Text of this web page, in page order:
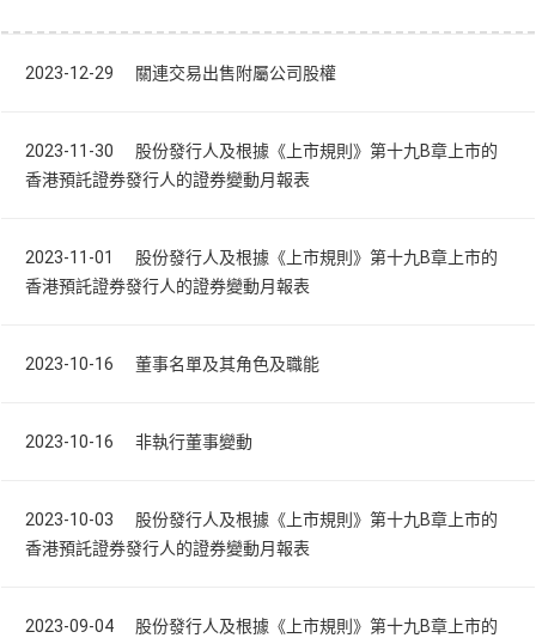
2023-12-29 關連交易出售附屬公司股權
2023-11-30 股份發行人及根據《上市規則》第十九B章上市的
香港預託證券發行人的證券變動月報表
2023-11-01 股份發行人及根據《上市規則》第十九B章上市的
香港預託證券發行人的證券變動月報表
2023-10-16 董事名單及其角色及職能
2023-10-16 非執行董事變動
2023-10-03 股份發行人及根據《上市規則》第十九B章上市的
香港預託證券發行人的證券變動月報表
2023-09-04 股份發行人及根據《上市規則》第十九B章上市的